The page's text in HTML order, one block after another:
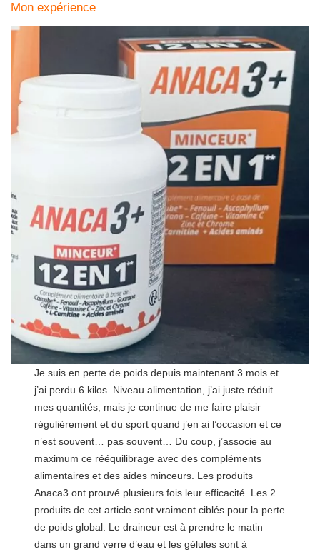
Mon expérience
Je suis en perte de poids depuis maintenant 3 mois et
j’ai perdu 6 kilos. Niveau alimentation, j’ai juste réduit
mes quantités, mais je continue de me faire plaisir
régulièrement et du sport quand j’en ai l’occasion et ce
n’est souvent… pas souvent… Du coup, j’associe au
maximum ce rééquilibrage avec des compléments
alimentaires et des aides minceurs. Les produits
Anaca3 ont prouvé plusieurs fois leur efficacité. Les 2
produits de cet article sont vraiment ciblés pour la perte
de poids global. Le draineur est à prendre le matin
dans un grand verre d’eau et les gélules sont à